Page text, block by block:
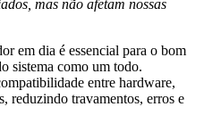
mas não afetam nossas
em dia é essencial para o bom
sistema como um todo.
entre hardware,
reduzindo travamentos, erros e